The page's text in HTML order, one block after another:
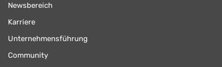
Newsbereich
Karriere
Unternehmensführung
Community